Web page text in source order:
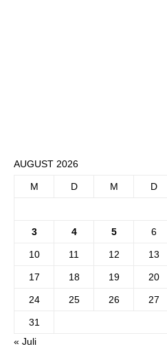
AUGUST 2026
M D M D
3 4 5 6
10 11 12 13
17 18 19 20
24 25 26 27
31
« Juli